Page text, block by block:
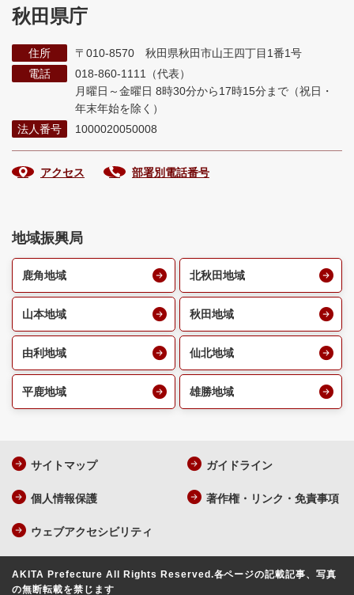
秋田県庁
住所
〒010-8570 秋田県秋田市山王四丁目1番1号
電話
018-860-1111（代表）
月曜日～金曜日 8時30分から17時15分まで （祝日・
年末年始を除く）
法人番号
1000020050008
アクセス 部署別電話番号
地域振興局
鹿角地域 北秋田地域
山本地域 秋田地域
由利地域 仙北地域
平鹿地域 雄勝地域
サイトマップ ガイドライン
個人情報保護 著作権・リンク・免責事項
ウェブアクセシビリティ
AKITA Prefecture All Rights Reserved.各ページの記載記事、写真
の無断転載を禁じます